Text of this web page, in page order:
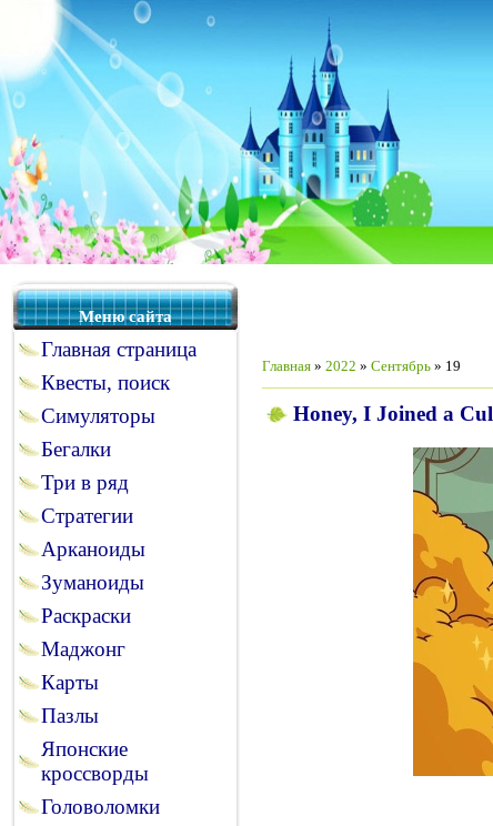
Меню сайта
Главная страница
Квесты, поиск
Симуляторы
Бегалки
Три в ряд
Стратегии
Арканоиды
Зуманоиды
Раскраски
Маджонг
Карты
Пазлы
Японские
кроссворды
Головоломки
Главная » 2022 » Сентябрь » 19
Honey, I Joined a